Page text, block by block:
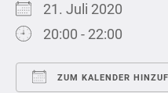
21. Juli 2020
20:00 - 22:00
ZUM KALENDER